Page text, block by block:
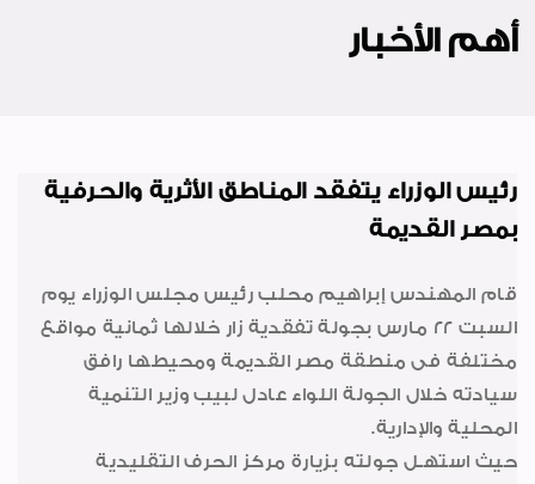
لمشروعات الشركة
جولات وزيارات رئيس مجلس
الإدارة الداخلية
إعتماد الموازنة العامة للشركة
إفتتاحــــات
أهم الأخبار
رئيس الوزراء يتفقد المناطق الأثرية والحرفية
بمصر القديمة
قام المهندس إبراهيم محلب رئيس مجلس الوزراء يوم
السبت 22 مارس بجولة تفقدية زار خلالها ثمانية مواقع
مختلفة فى منطقة مصر القديمة ومحيطها رافق
سيادته خلال الجولة اللواء عادل لبيب وزير التنمية
المحلية والإدارية.
حيث استهـل جولته بزيارة مركز الحرف التقليدية